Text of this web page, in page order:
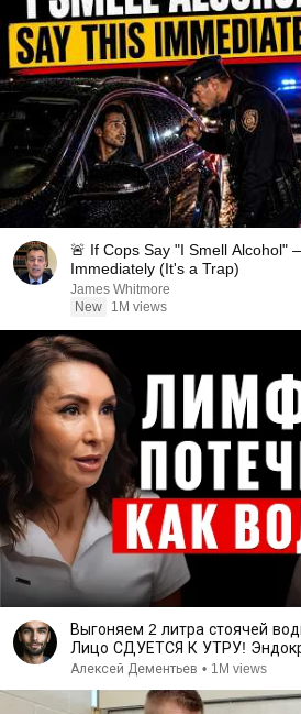
🚨 If Cops Say "I Smell Alcohol"
Immediately (It's a Trap)
James Whitmore
New
1M views
Выгоняем 2 литра стоячей
Лицо СДУЕТСЯ К УТРУ!
Лебедева
Алексей Дементьев • 1M views